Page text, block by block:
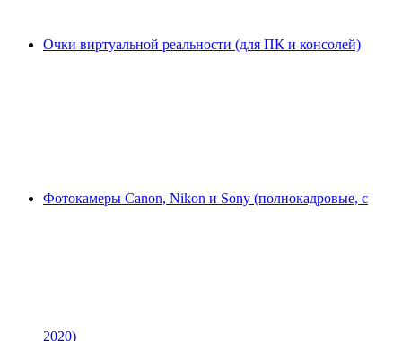
Очки виртуальной реальности (для ПК и консолей)
Фотокамеры Canon, Nikon и Sony (полнокадровые, с
2020)